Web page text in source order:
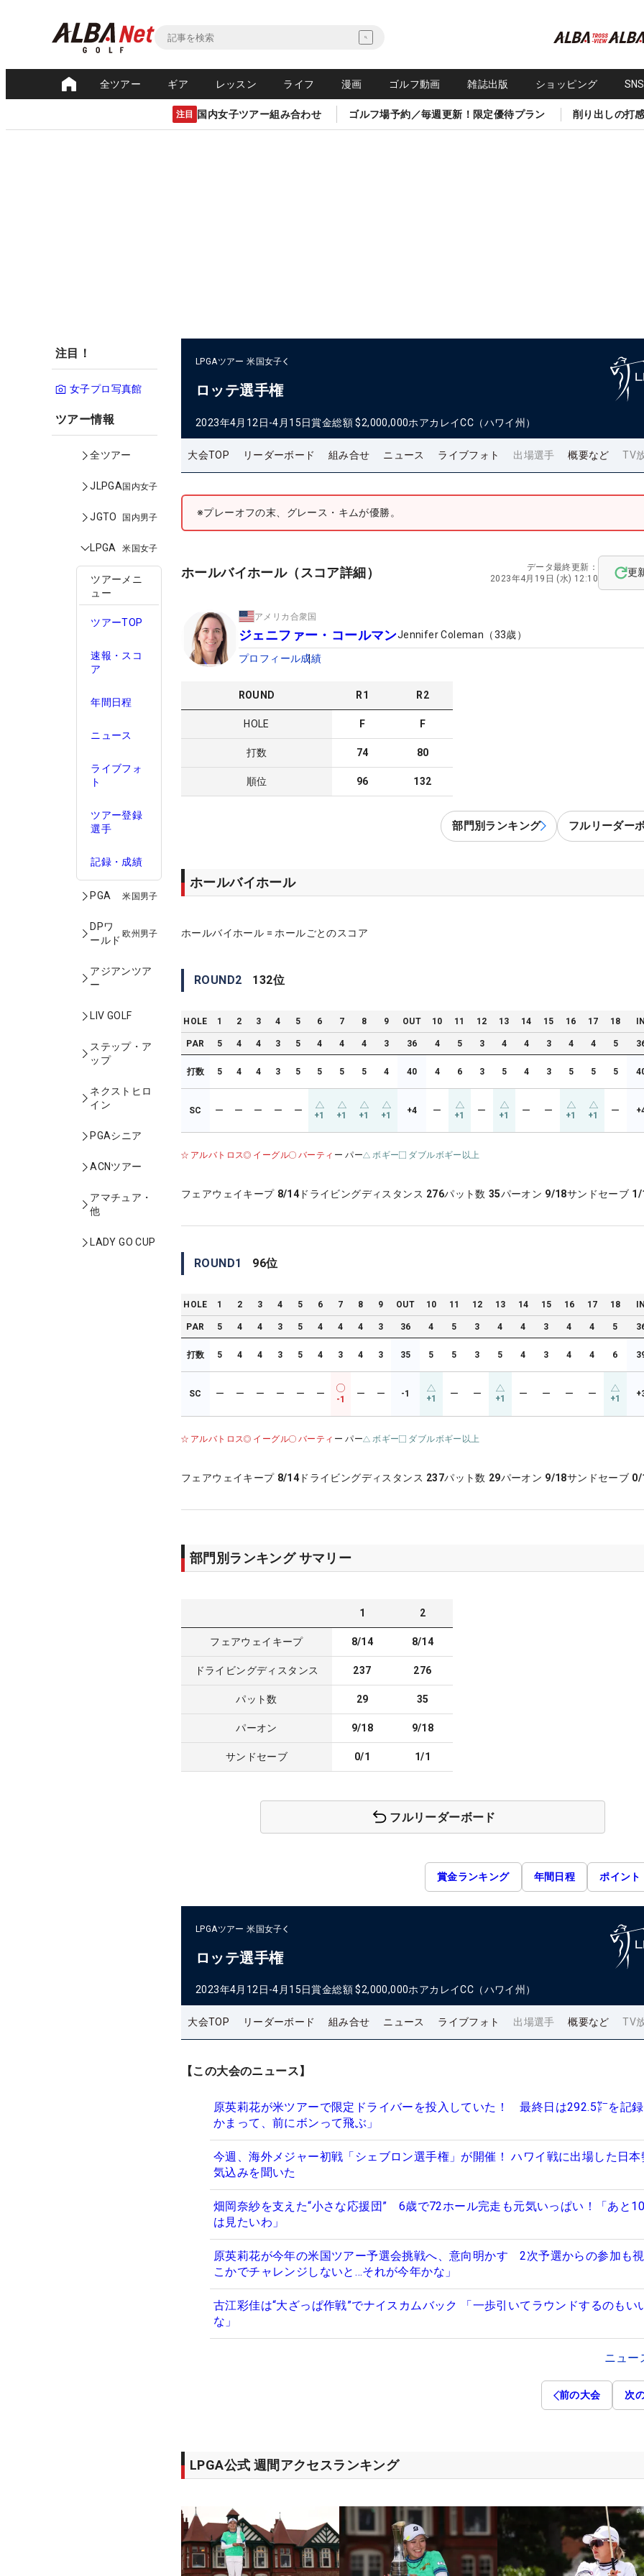
全ツアー ギア レッスン ライフ 漫画 ゴルフ動画 雑誌出版 ショッピング
注目 国内女子ツアー組み合わせ ゴルフ場予約／毎週更新！限定優待プラン 削り出しの打
注目！
女子プロ写真館
ツアー情報
全ツアー
JLPGA国内女子
JGTO 国内男子
LPGA 米国女子
ツアーメニ
ュー
ツアーTOP
速報・スコ
ア
年間日程
ニュース
ライブフォ
ト
ツアー登録
選手
記録・成績
PGA 米国男子
DPワ
ールド
欧州男子
アジアンツア
ー
LIV GOLF
ステップ・ア
ップ
ネクストヒロ
イン
PGAシニア
ACNツアー
アマチュア・
他
LADY GO CUP
LPGAツアー 米国女子
ロッテ選手権
2023年4月12日-4月15日賞金総額 $2,000,000ホアカレイCC（ハワイ州）
大会TOP リーダーボード 組み合せ ニュース ライブフォト 出場選手 概要など TV
※プレーオフの末、グレース・キムが優勝。
ホールバイホール（スコア詳細）
データ最終更新：
2023年4月19日 (水) 12:10
更
アメリカ合衆国
ジェニファー・コールマンJennifer Coleman （33歳）
プロフィール成績
ROUND R1 R2
HOLE F F
打数 74 80
順位 96 132
部門別ランキング フルリーダー
ホールバイホール
ホールバイホール = ホールごとのスコア
ROUND2 132位
HOLE 1 2 3 4 5 6 7 8 9 OUT 10 11 12 13 14 15 16 17 18
PAR 5 4 4 3 5 4 4 4 3 36 4 5 3 4 4 3 4 4 5
打数 5 4 4 3 5 5 5 5 4 40 4 6 3 5 4 3 5 5 5
SC ー ー ー ー ー +1 +1 +1 +1 +4 ー +1 ー +1 ー ー +1 +1 ー
アルバトロス イーグル バーティ ー パー ボギー ダブルボギー以上
フェアウェイキープ 8/14 ドライビングディスタンス 276パット数 35パーオン 9/18サンドセーブ 1/
ROUND1 96位
HOLE 1 2 3 4 5 6 7 8 9 OUT 10 11 12 13 14 15 16 17 18
PAR 5 4 4 3 5 4 4 4 3 36 4 5 3 4 4 3 4 4 5
打数 5 4 4 3 5 4 3 4 3 35 5 5 3 5 4 3 4 4 6
SC ー ー ー ー ー ー
-1
ー ー -1 +1 ー ー +1 ー ー ー ー +1
アルバトロス イーグル バーティ ー パー ボギー ダブルボギー以上
フェアウェイキープ 8/14 ドライビングディスタンス 237パット数 29パーオン 9/18サンドセーブ 0/
部門別ランキング サマリー
1 2
フェアウェイキープ 8/14 8/14
ドライビングディスタンス 237 276
パット数 29 35
パーオン 9/18 9/18
サンドセーブ 0/1 1/1
フルリーダーボード
賞金ランキング 年間日程 ポイント
LPGAツアー 米国女子
ロッテ選手権
2023年4月12日-4月15日賞金総額 $2,000,000ホアカレイCC（ハワイ州）
大会TOP リーダーボード 組み合せ ニュース ライブフォト 出場選手 概要など TV
【この大会のニュース】
原英莉花が米ツアーで限定ドライバーを投入していた！ 最終日は292.5㍎を記
かまって、前にボンって飛ぶ」
今週、海外メジャー初戦「シェブロン選手権」が開催！ ハワイ戦に出場した日本
気込みを聞いた
畑岡奈紗を支えた“小さな応援団” 6歳で72ホール完走も元気いっぱい！「あと
は見たいわ」
原英莉花が今年の米国ツアー予選会挑戦へ、意向明かす 2次予選からの参加も
こかでチャレンジしないと…それが今年かな」
古江彩佳は“大ざっぱ作戦”でナイスカムバック 「一歩引いてラウンドするのもい
な」
ニュー
前の大会 次
LPGA公式 週間アクセスランキング